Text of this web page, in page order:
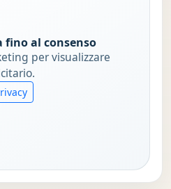
fino al consenso
per visualizzare